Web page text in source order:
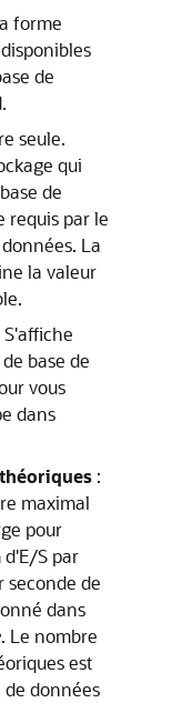
forme
de
seule.
qui
de
requis par le
La
la valeur
base de
vous
dans
:
maximal
pour
S par
seconde de
dans
. Le nombre
est
données